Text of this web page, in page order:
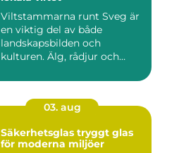
Viltstammarna runt Sveg är
en viktig del av både
landskapsbilden och
kulturen. Älg, rådjur och
03. aug
Säkerhetsglas tryggt glas
för moderna miljöer